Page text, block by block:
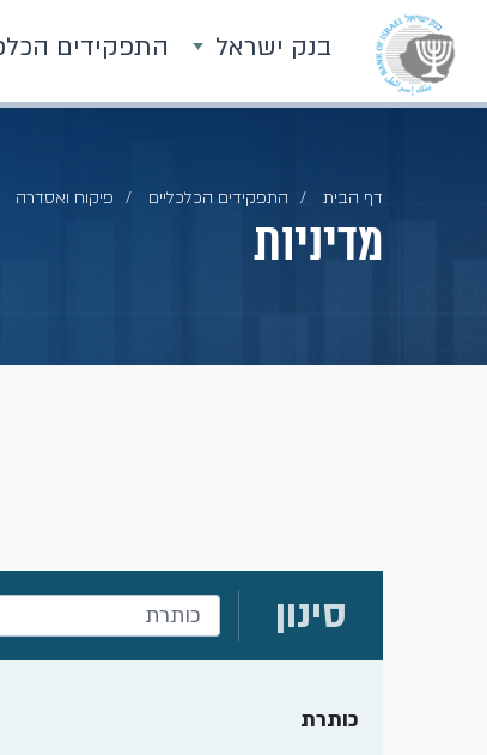
בנק ישראל התפקידים
דף הבית התפקידים הכלכליים פיקוח ואסדרה
מדיניות
סינון
כותרת